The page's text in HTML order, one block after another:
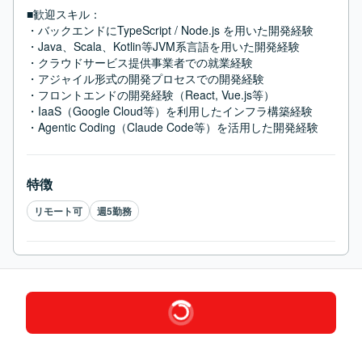
■歓迎スキル：
・バックエンドにTypeScript / Node.js を用いた開発経験
・Java、Scala、Kotlin等JVM系言語を用いた開発経験
・クラウドサービス提供事業者での就業経験
・アジャイル形式の開発プロセスでの開発経験
・フロントエンドの開発経験（React, Vue.js等）
・IaaS（Google Cloud等）を利用したインフラ構築経験
・Agentic Coding（Claude Code等）を活用した開発経験
特徴
リモート可 週5勤務